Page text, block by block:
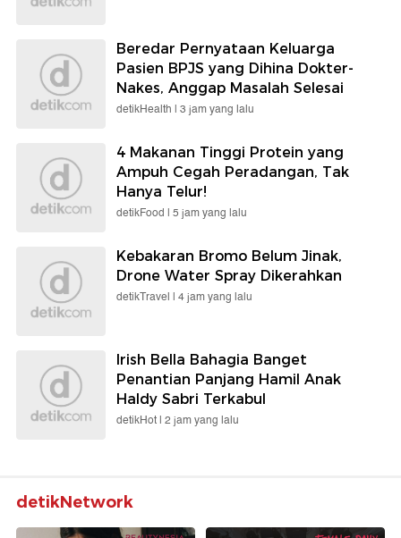
Beredar Pernyataan Keluarga
Pasien BPJS yang Dihina Dokter-
Nakes, Anggap Masalah Selesai
detikHealth | 3 jam yang lalu
4 Makanan Tinggi Protein yang
Ampuh Cegah Peradangan, Tak
Hanya Telur!
detikFood | 5 jam yang lalu
Kebakaran Bromo Belum Jinak,
Drone Water Spray Dikerahkan
detikTravel | 4 jam yang lalu
Irish Bella Bahagia Banget
Penantian Panjang Hamil Anak
Haldy Sabri Terkabul
detikHot | 2 jam yang lalu
detikNetwork